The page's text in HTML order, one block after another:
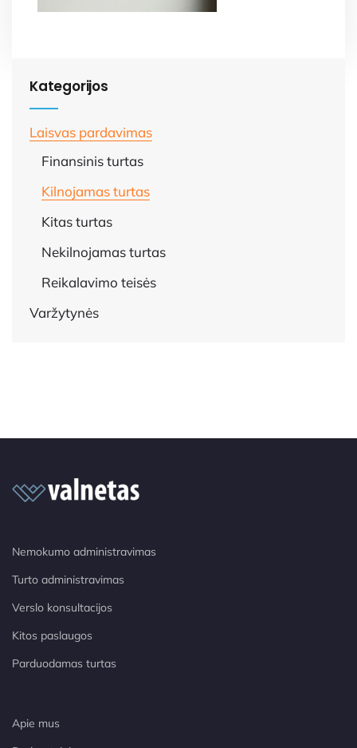
Kategorijos
Laisvas pardavimas
Finansinis turtas
Kilnojamas turtas
Kitas turtas
Nekilnojamas turtas
Reikalavimo teisės
Varžytynės
Nemokumo administravimas
Turto administravimas
Verslo konsultacijos
Kitos paslaugos
Parduodamas turtas
Apie mus